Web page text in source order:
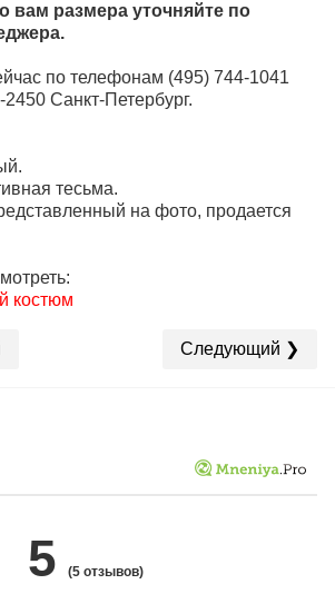
вам размера уточняйте по
по телефонам (495) 744-1041
Санкт-Петербург.
тесьма.
на фото, продается
костюм
Следующий ❯
5 (5 отзывов)